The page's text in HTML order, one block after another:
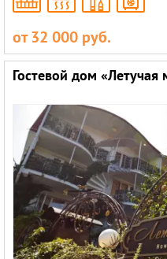
от 32 000 руб.
Гостевой дом